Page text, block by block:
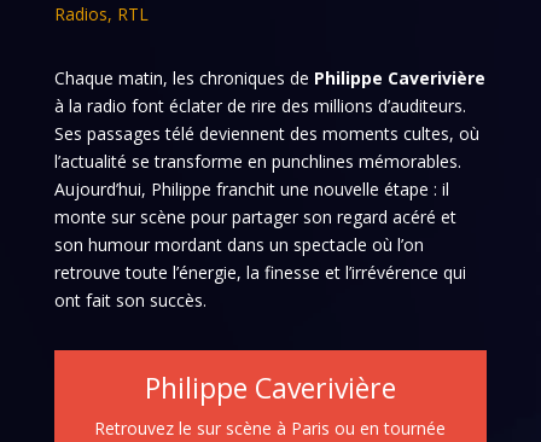
Radios, RTL
Chaque matin, les chroniques de Philippe Caverivière
à la radio font éclater de rire des millions d’auditeurs.
Ses passages télé deviennent des moments cultes, où
l’actualité se transforme en punchlines mémorables.
Aujourd’hui, Philippe franchit une nouvelle étape : il
monte sur scène pour partager son regard acéré et
son humour mordant dans un spectacle où l’on
retrouve toute l’énergie, la finesse et l’irrévérence qui
ont fait son succès.
Philippe Caverivière
Retrouvez le sur scène à Paris ou en tournée